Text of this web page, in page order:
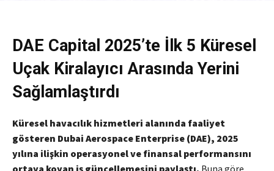
DAE Capital 2025’te İlk 5 Küresel
Uçak Kiralayıcı Arasında Yerini
Sağlamlaştırdı
Küresel havacılık hizmetleri alanında faaliyet
gösteren Dubai Aerospace Enterprise (DAE), 2025
yılına ilişkin operasyonel ve finansal performansını